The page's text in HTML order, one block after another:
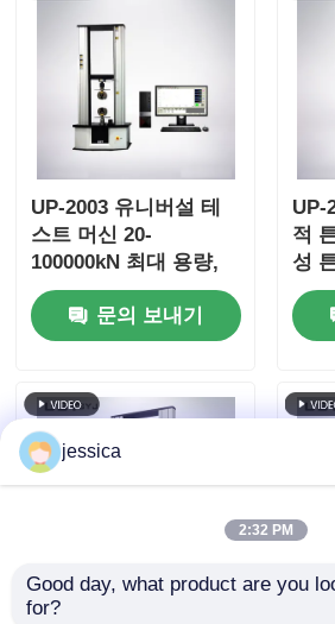
UP-2003 유니버설 테
스트 머신 20-
100000kN 최대 용량,
±0.5% 정확도, 팽창 압
축 굽기 테스트를 위한
AC 서보 모터
문의 보내기
UP-
적
성
jessica
2:32 PM
Good day, what product are you
for?